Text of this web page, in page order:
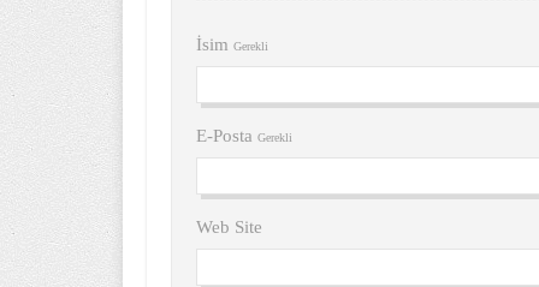
İsim Gerekli
E-Posta Gerekli
Web Site